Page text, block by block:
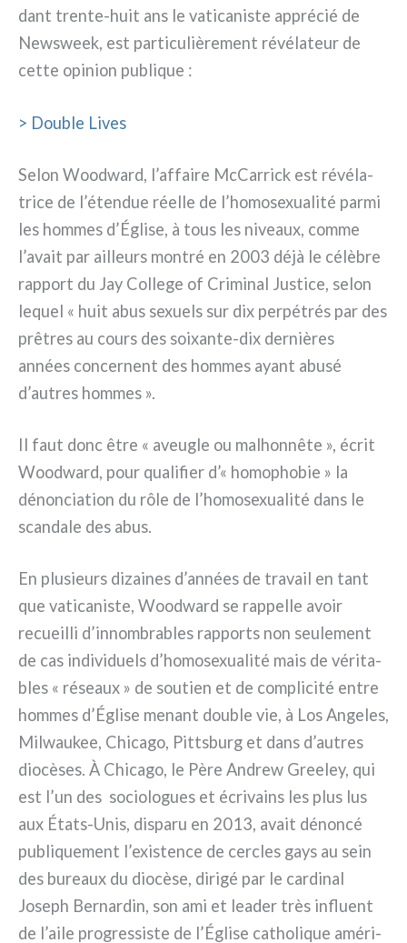
dant trente-huit ans le vati­ca­ni­ste appré­cié de
Newsweek, est par­ti­cu­liè­re­ment révé­la­teur de
cet­te opi­nion publi­que :
> Double Lives
Selon Woodward, l’affaire McCarrick est révé­la­
tri­ce de l’étendue réel­le de l’homosexualité par­mi
les hom­mes d’Église, à tous les niveaux, com­me
l’avait par ail­leurs mon­tré en 2003 déjà le célè­bre
rap­port du Jay College of Criminal Justice, selon
lequel « huit abus sexuels sur dix per­pé­trés par des
prê­tres au cours des soixante-dix der­niè­res
années con­cer­nent des hom­mes ayant abu­sé
d’autres hom­mes ».
Il faut donc être « aveu­gle ou malhon­nê­te », écrit
Woodward, pour qua­li­fier d’« homo­pho­bie » la
dénon­cia­tion du rôle de l’homosexualité dans le
scan­da­le des abus.
En plu­sieurs dizai­nes d’années de tra­vail en tant
que vati­ca­ni­ste, Woodward se rap­pel­le avoir
recueil­li d’innombrables rap­ports non seu­le­ment
de cas indi­vi­duels d’homosexualité mais de véri­ta­
bles « réseaux » de sou­tien et de com­pli­ci­té entre
hom­mes d’Église menant dou­ble vie, à Los Angeles,
Milwaukee, Chicago, Pittsburg et dans d’autres
dio­cè­ses. À Chicago, le Père Andrew Greeley, qui
est l’un des socio­lo­gues et écri­vains les plus lus
aux États-Unis, dispa­ru en 2013, avait dénon­cé
publi­que­ment l’existence de cer­cles gays au sein
des bureaux du dio­cè­se, diri­gé par le car­di­nal
Joseph Bernardin, son ami et lea­der très influent
de l’aile pro­gres­si­ste de l’Église catho­li­que amé­ri­